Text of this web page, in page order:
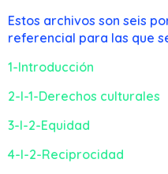
Estos archivos son seis
referencial para las que
1-Introducción
2-I-1-Derechos culturales
3-I-2-Equidad
4-I-2-Reciprocidad